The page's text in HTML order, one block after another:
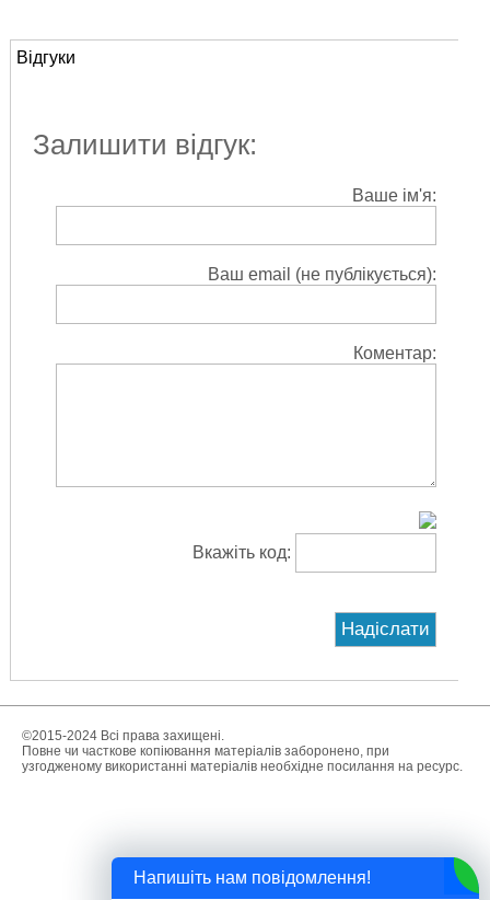
Відгуки
Залишити відгук:
Ваше ім'я:
Ваш email (не публікується):
Коментар:
Вкажіть код:
©2015-2024 Всі права захищені.
Повне чи часткове копіювання матеріалів заборонено, при
узгодженому використанні матеріалів необхідне посилання на ресурс.
Напишіть нам повідомлення!